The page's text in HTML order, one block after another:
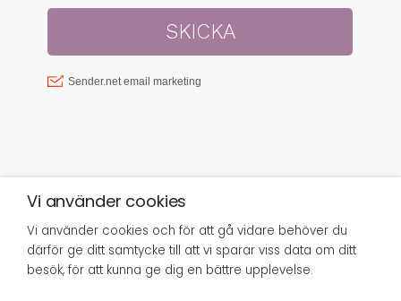
© SISTER GREEN 2023 | FRISÖRGÅRDEN
SUNDSVALL AB, SJÖGATAN 8, 852 34
SUNDSVALL,INFO@SISTERGREEN.SE
Vi använder cookies
Vi använder cookies och för att gå vidare behöver du
därför ge ditt samtycke till att vi sparar viss data om ditt
besök, för att kunna ge dig en bättre upplevelse.